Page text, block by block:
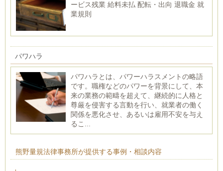
ービス残業 給料未払 配転・出向 退職金 就
業規則
パワハラ
パワハラとは、パワーハラスメントの略語
です。職権などのパワーを背景にして、本
来の業務の範疇を超えて、継続的に人格と
尊厳を侵害する言動を行い、就業者の働く
関係を悪化させ、あるいは雇用不安を与え
るこ...
熊野量規法律事務所が提供する事例・相談内容